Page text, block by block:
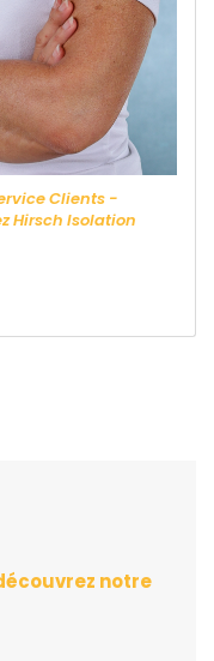
Clients -
Hirsch Isolation
notre